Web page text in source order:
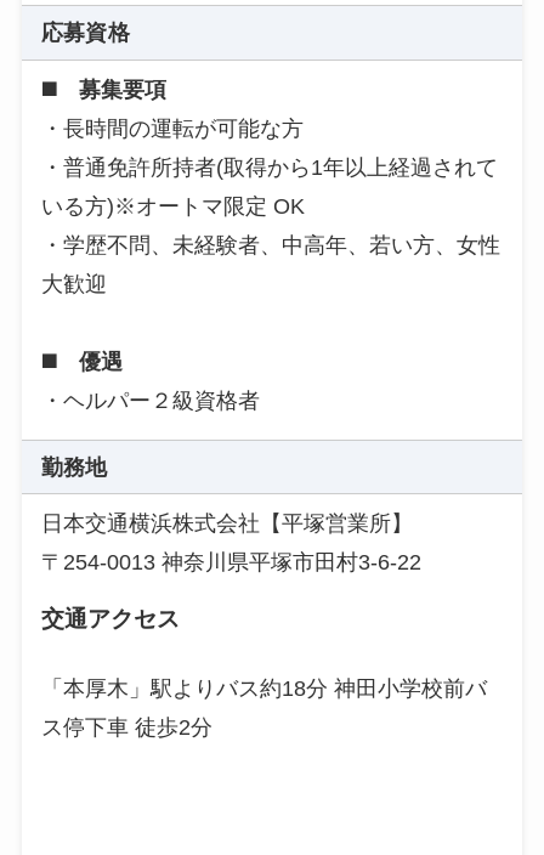
応募資格
◼️ 募集要項
・長時間の運転が可能な方
・普通免許所持者(取得から1年以上経過されて
いる方)※オートマ限定 OK
・学歴不問、未経験者、中高年、若い方、女性
大歓迎
◼️ 優遇
・ヘルパー２級資格者
勤務地
日本交通横浜株式会社【平塚営業所】
〒254-0013 神奈川県平塚市田村3-6-22
交通アクセス
「本厚木」駅よりバス約18分 神田小学校前バ
ス停下車 徒歩2分